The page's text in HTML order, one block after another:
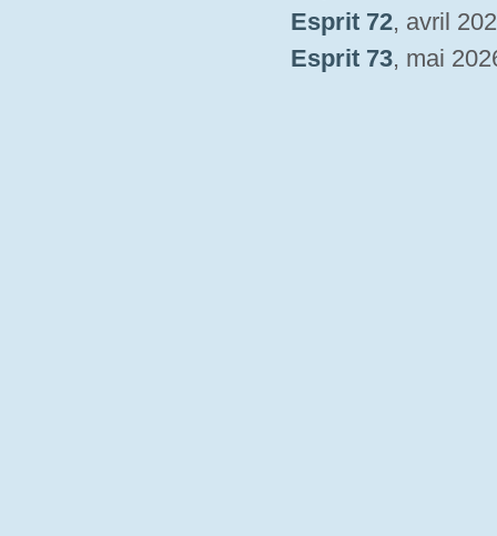
Esprit 72, avril
Esprit 73, mai